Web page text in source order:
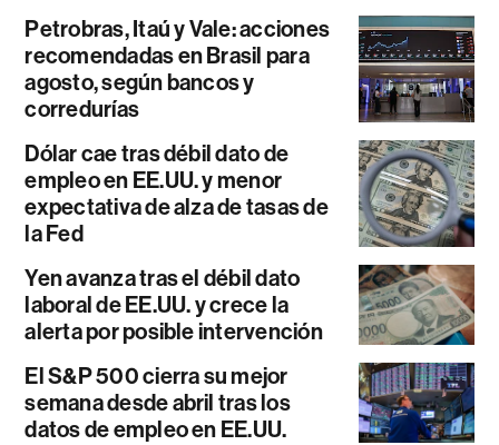
Petrobras, Itaú y Vale: acciones
recomendadas en Brasil para
agosto, según bancos y
corredurías
Dólar cae tras débil dato de
empleo en EE.UU. y menor
expectativa de alza de tasas de
la Fed
Yen avanza tras el débil dato
laboral de EE.UU. y crece la
alerta por posible intervención
El S&P 500 cierra su mejor
semana desde abril tras los
datos de empleo en EE.UU.